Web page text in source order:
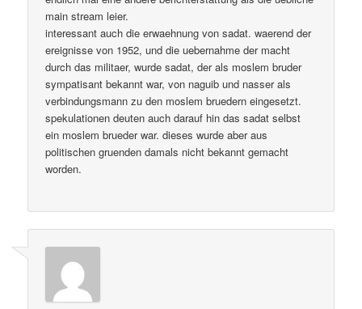
main stream leier.
interessant auch die erwaehnung von sadat. waerend der
ereignisse von 1952, und die uebernahme der macht
durch das militaer, wurde sadat, der als moslem bruder
sympatisant bekannt war, von naguib und nasser als
verbindungsmann zu den moslem bruedern eingesetzt.
spekulationen deuten auch darauf hin das sadat selbst
ein moslem brueder war. dieses wurde aber aus
politischen gruenden damals nicht bekannt gemacht
worden.